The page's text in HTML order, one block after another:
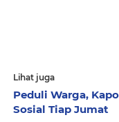
Lihat juga
Peduli Warga,
Sosial Tiap Jumat